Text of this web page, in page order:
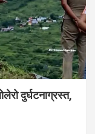
दुर्घटनाग्रस्त,